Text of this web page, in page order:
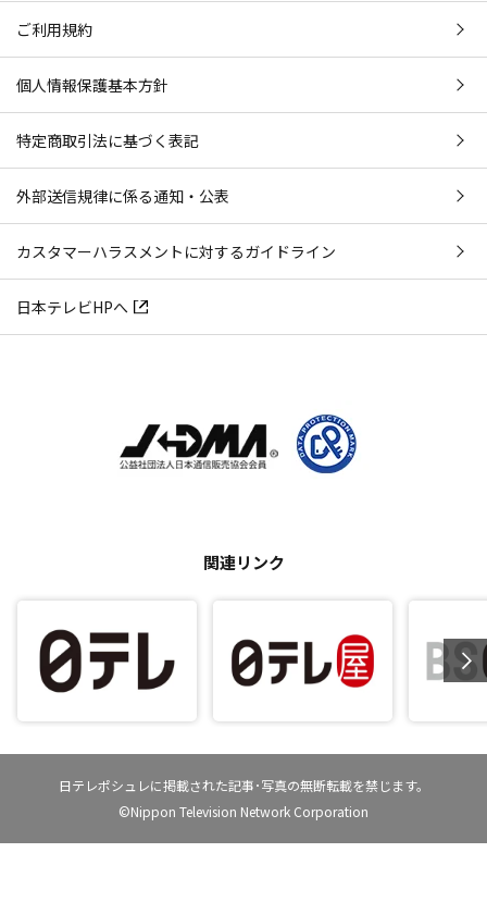
ご利用規約
個人情報保護基本方針
特定商取引法に基づく表記
外部送信規律に係る通知・公表
カスタマーハラスメントに対するガイドライン
日本テレビHPへ
関連リンク
日テレポシュレに掲載された記事･写真の無断転載を禁じます。
©Nippon Television Network Corporation